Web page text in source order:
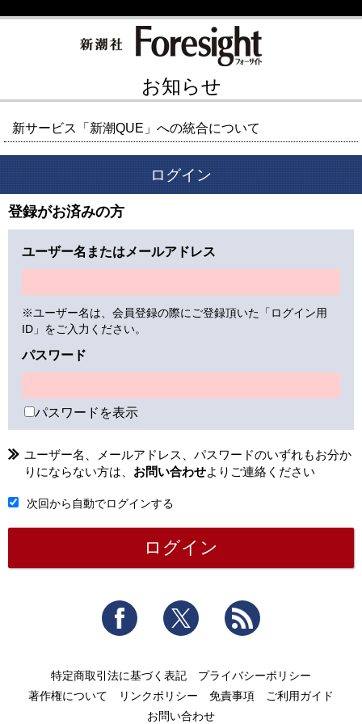
お知らせ
新サービス「新潮QUE」への統合について
ログイン
登録がお済みの方
ユーザー名またはメールアドレス
※ユーザー名は、会員登録の際にご登録頂いた「ログイン用
ID」をご入力ください。
パスワード
パスワードを表示
ユーザー名、メールアドレス、パスワードのいずれもお分か
りにならない方は、 お問い合わせよりご連絡ください
次回から自動でログインする
Facebook Twitter
特定商取引法に基づく表記
プライバシーポリシー
著作権について
リンクポリシー 免責事項
ご利用ガイド
お問い合わせ